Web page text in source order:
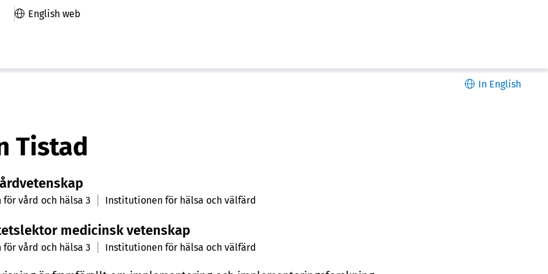
English web
In English
Tistad
för vård och hälsa 3 Institutionen för hälsa och välfärd
medicinsk vetenskap
för vård och hälsa 3 Institutionen för hälsa och välfärd